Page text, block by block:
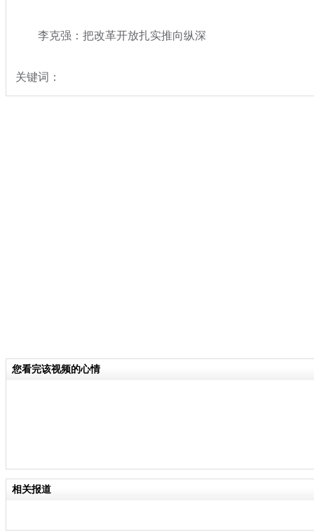
李克强：把改革开放扎实推向纵深
关键词：
您看完该视频的心情
相关报道